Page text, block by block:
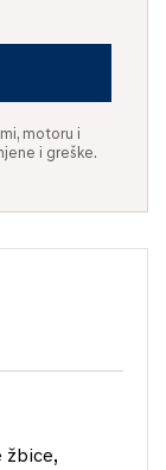
motoru i
i greške.
žbice,